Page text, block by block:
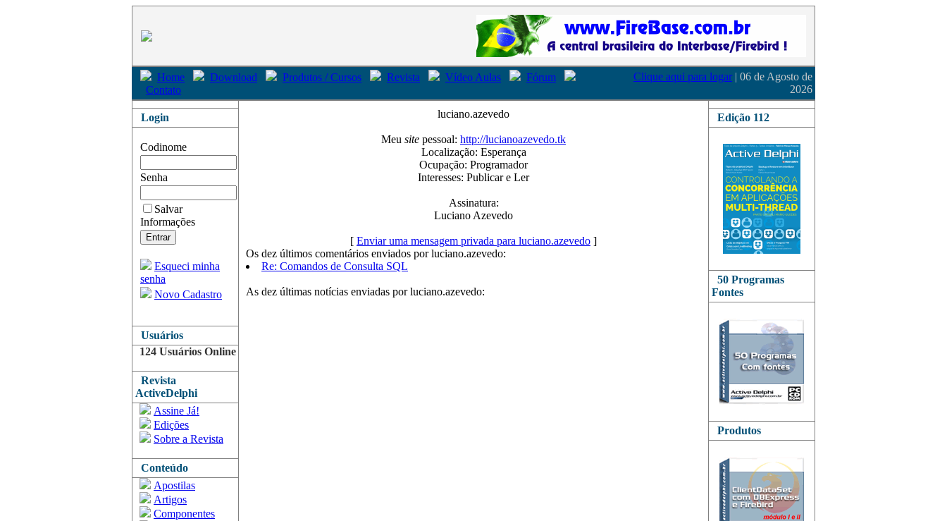
Home Download Produtos / Cursos Revista Vídeo Aulas
Fórum
Contato
Clique aqui para logar | 06 de Agosto de
2026
Login
Codinome
Senha
Salvar
Informações
Esqueci minha
senha
Novo Cadastro
Usuários
124 Usuários Online
Revista
ActiveDelphi
Assine Já!
Edições
Sobre a Revista
Conteúdo
Apostilas
Artigos
Componentes
luciano.azevedo
Meu site pessoal: http://lucianoazevedo.tk
Localização: Esperança
Ocupação: Programador
Interesses: Publicar e Ler
Assinatura:
Luciano Azevedo
[ Enviar uma mensagem privada para luciano.azevedo ]
Os dez últimos comentários enviados por luciano.azevedo:
Re: Comandos de Consulta SQL
As dez últimas notícias enviadas por luciano.azevedo:
Edição 112
50 Programas
Fontes
Produtos